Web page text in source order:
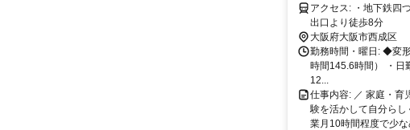
アクセス: ・地下鉄四つ橋線 花園町駅北出口より徒歩5分 ・JR・南海線 新今宮駅西
出口より徒歩8分
大阪府大阪市西成区
勤務時間・曜日: ◆変
時間145.6時間） ・日
12...
仕事内容: ／ 家庭・育
験を活かし​て自分らし
業月10時間程度で少